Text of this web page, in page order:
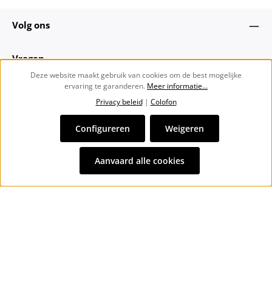
Volg ons
Vragen
Alle prijzen incl. btw plusverzendkosten
bezorgkosten, indien niet anders vermeld.
Deze website maakt gebruik van cookies om de best mogelijke
ervaring te garanderen. Meer informatie...
Privacy beleid| Colofon
Weigeren
Configureren
Aanvaard alle cookies